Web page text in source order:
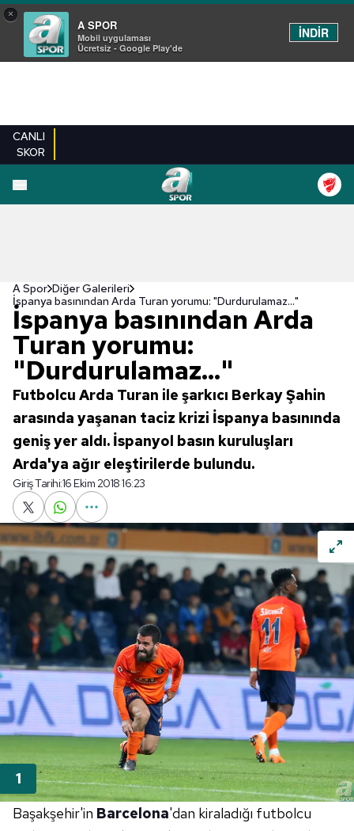
×
A SPOR
Mobil uygulaması
Ücretsiz - Google Play'de
İNDİR
CANLI
SKOR
EN YENILER
A Spor Diğer Galerileri
İspanya basınından Arda Turan yorumu: "Durdurulamaz..."
İspanya basınından Arda
Turan yorumu:
"Durdurulamaz..."
Futbolcu Arda Turan ile şarkıcı Berkay Şahin
arasında yaşanan taciz krizi İspanya basınında
geniş yer aldı. İspanyol basın kuruluşları
Arda'ya ağır eleştirilerde bulundu.
Giriş Tarihi:16 Ekim 2018 16:23
Başakşehir'in Barcelona'dan kiraladığı futbolcu